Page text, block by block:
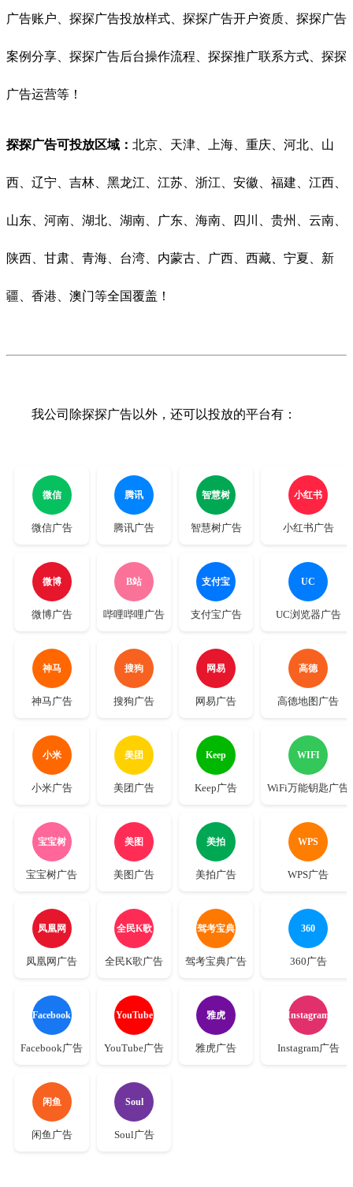
广告账户、探探广告投放样式、探探广告开户资质、探探广告
案例分享、探探广告后台操作流程、探探推广联系方式、探探
广告运营等！
探探广告可投放区域： 北京、天津、上海、重庆、河北、山
西、辽宁、吉林、黑龙江、江苏、浙江、安徽、福建、江西、
山东、河南、湖北、湖南、广东、海南、四川、贵州、云南、
陕西、甘肃、青海、台湾、内蒙古、广西、西藏、宁夏、新
疆、香港、澳门等全国覆盖！
我公司除探探广告以外，还可以投放的平台有：
微信
微信广告
腾讯
腾讯广告
智慧树
智慧树广告
小红书
小红书广告
微博
微博广告
B站
哔哩哔哩广告
支付宝
支付宝广告
UC
UC浏览器广告
神马
神马广告
搜狗
搜狗广告
网易
网易广告
高德
高德地图广告
小米
小米广告
美团
美团广告
Keep
Keep广告
WIFI
WiFi万能钥匙广告
宝宝树
宝宝树广告
美图
美图广告
美拍
美拍广告
WPS
WPS广告
凤凰网
凤凰网广告
全民K歌
全民K歌广告
驾考宝典
驾考宝典广告
360
360广告
Facebook
Facebook广告
YouTube
YouTube广告
雅虎
雅虎广告
Instagram
Instagram广告
闲鱼
闲鱼广告
Soul
Soul广告